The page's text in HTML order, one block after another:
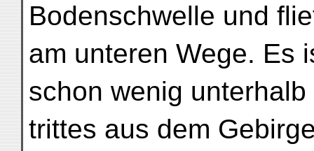
Bodenschwelle und
am unteren Wege. Es
schon wenig unterhalb
trittes aus dem